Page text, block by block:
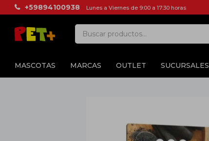
MASCOTAS MARCAS OUTLET SUCURSALES
+59894100938 Lunes a Viernes de 9:00 a 17:30 horas